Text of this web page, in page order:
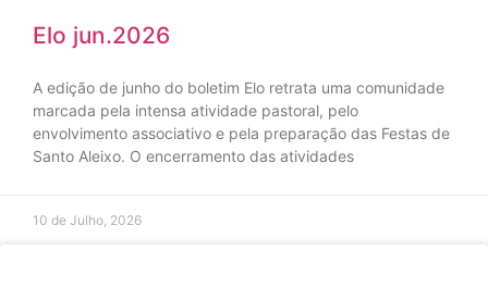
Elo jun.2026
A edição de junho do boletim Elo retrata uma comunidade
marcada pela intensa atividade pastoral, pelo
envolvimento associativo e pela preparação das Festas de
Santo Aleixo. O encerramento das atividades
10 de Julho, 2026